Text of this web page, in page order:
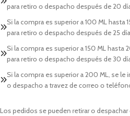
para retiro o despacho después de 20
Si la compra es superior a 100 ML hasta
para retiro o despacho después de 25
Si la compra es superior a 150 ML hasta
para retiro o despacho después de 30
Si la compra es superior a 200 ML, se le
o despacho a travez de correo o
Los pedidos se pueden retirar o